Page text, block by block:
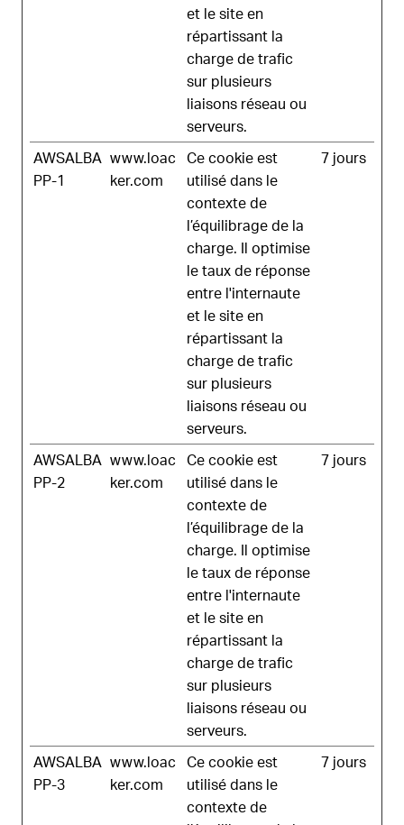
et le site en
répartissant la
charge de trafic
sur plusieurs
liaisons réseau ou
serveurs.
AWSALBA
PP-1
www.loac
ker.com
Ce cookie est
utilisé dans le
contexte de
l’équilibrage de la
charge. Il optimise
le taux de réponse
entre l'internaute
et le site en
répartissant la
charge de trafic
sur plusieurs
liaisons réseau ou
serveurs.
7 jours
AWSALBA
PP-2
www.loac
ker.com
Ce cookie est
utilisé dans le
contexte de
l’équilibrage de la
charge. Il optimise
le taux de réponse
entre l'internaute
et le site en
répartissant la
charge de trafic
sur plusieurs
liaisons réseau ou
serveurs.
7 jours
AWSALBA
PP-3
www.loac
ker.com
Ce cookie est
utilisé dans le
contexte de
7 jours